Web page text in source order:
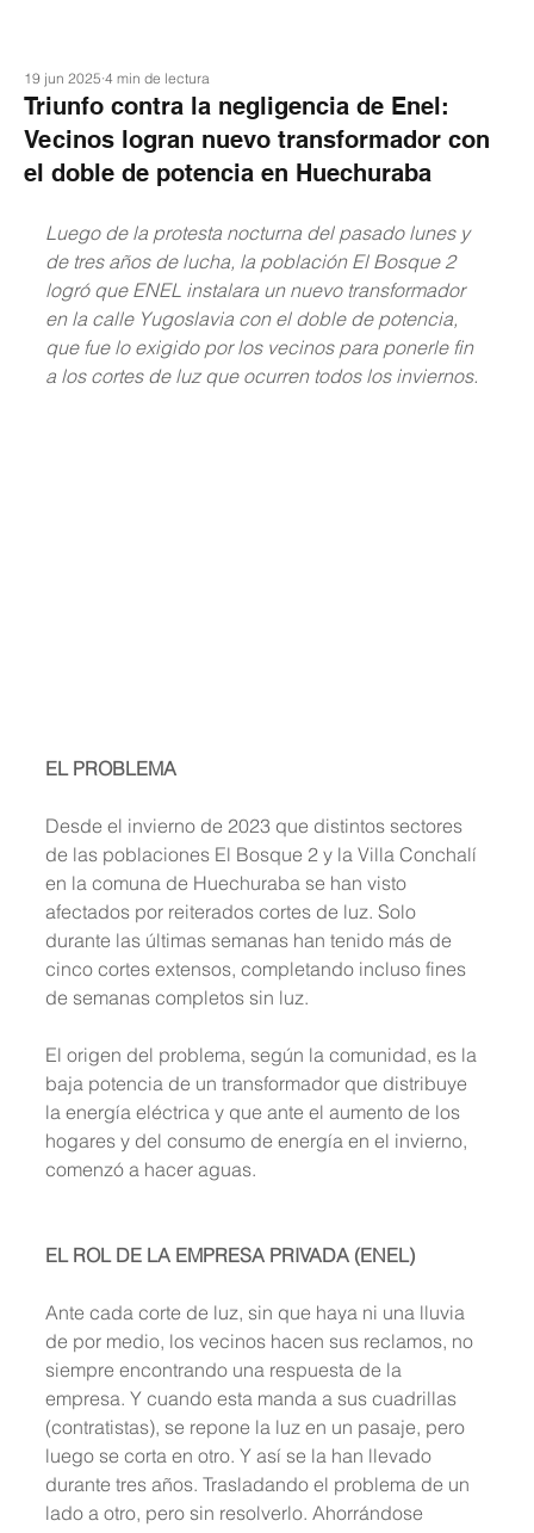
Triunfo contra la negligencia de Enel:
Vecinos logran nuevo transformador con
el doble de potencia en Huechuraba
19 jun 2025 4 min de lectura
Luego de la protesta nocturna del pasado lunes y
de tres años de lucha, la población El Bosque 2
logró que ENEL instalara un nuevo transformador
en la calle Yugoslavia con el doble de potencia,
que fue lo exigido por los vecinos para ponerle fin
a los cortes de luz que ocurren todos los inviernos.
EL PROBLEMA
Desde el invierno de 2023 que distintos sectores
de las poblaciones El Bosque 2 y la Villa Conchalí
en la comuna de Huechuraba se han visto
afectados por reiterados cortes de luz. Solo
durante las últimas semanas han tenido más de
cinco cortes extensos, completando incluso fines
de semanas completos sin luz.
El origen del problema, según la comunidad, es la
baja potencia de un transformador que distribuye
la energía eléctrica y que ante el aumento de los
hogares y del consumo de energía en el invierno,
comenzó a hacer aguas.
EL ROL DE LA EMPRESA PRIVADA (ENEL)
Ante cada corte de luz, sin que haya ni una lluvia
de por medio, los vecinos hacen sus reclamos, no
siempre encontrando una respuesta de la
empresa. Y cuando esta manda a sus cuadrillas
(contratistas), se repone la luz en un pasaje, pero
luego se corta en otro. Y así se la han llevado
durante tres años. Trasladando el problema de un
lado a otro, pero sin resolverlo. Ahorrándose